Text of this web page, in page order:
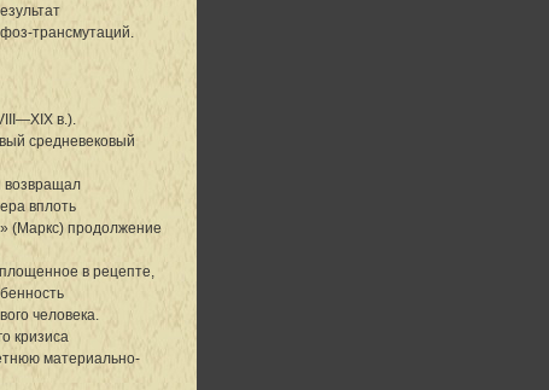
трансмутаций.
в.).
средневековый
возвращал
вплоть
(Маркс) продолжение
в рецепте,
человека.
кризиса
материально-